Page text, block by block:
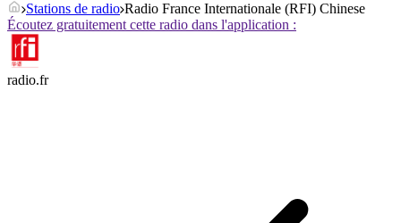
Stations de radio Radio France Internationale (RFI) Chinese
Écoutez gratuitement cette radio dans l'application :
radio.fr